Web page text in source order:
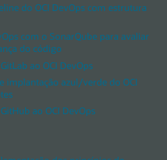
do OCI DevOps com estrutura
com o SonarQube para avaliar
do código
ao OCI DevOps
implantação azul/verde do OCI
ao OCI DevOps